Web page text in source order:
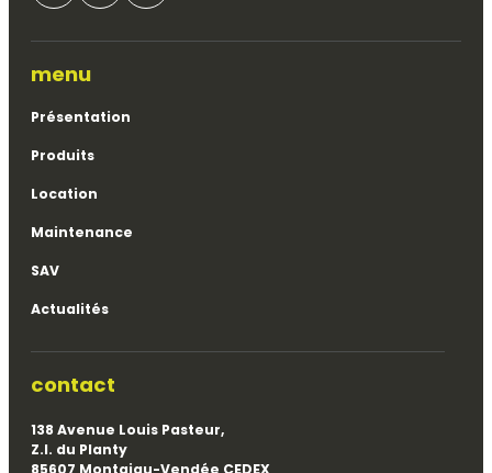
menu
Présentation
Produits
Location
Maintenance
SAV
Actualités
contact
138 Avenue Louis Pasteur,
Z.I. du Planty